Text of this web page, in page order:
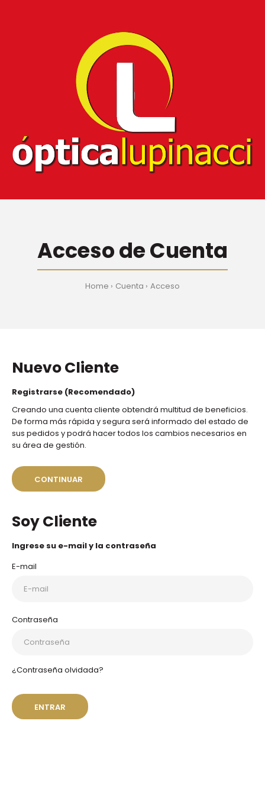
Acceso de Cuenta
Home Cuenta Acceso
Nuevo Cliente
Registrarse (Recomendado)
Creando una cuenta cliente obtendrá multitud de beneficios.
De forma más rápida y segura será informado del estado de
sus pedidos y podrá hacer todos los cambios necesarios en
su área de gestión.
CONTINUAR
Soy Cliente
Ingrese su e-mail y la contraseña
E-mail
Contraseña
¿Contraseña olvidada?